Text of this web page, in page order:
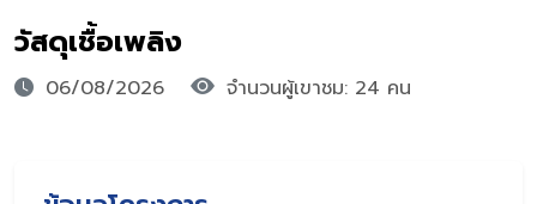
วัสดุเชื้อเพลิง
06/08/2026 จำนวนผู้เขาชม: 24 คน